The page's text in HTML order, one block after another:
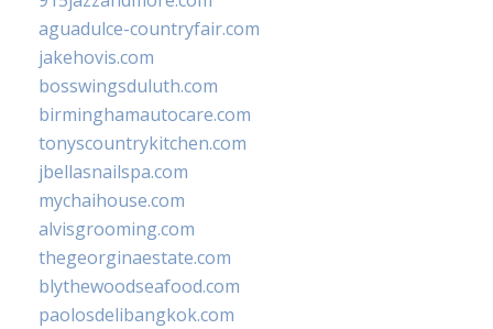
aguadulce-countryfair.com
jakehovis.com
bosswingsduluth.com
birminghamautocare.com
tonyscountrykitchen.com
jbellasnailspa.com
mychaihouse.com
alvisgrooming.com
thegeorginaestate.com
blythewoodseafood.com
paolosdelibangkok.com